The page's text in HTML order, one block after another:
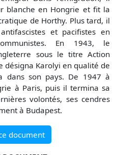
blanche en Hongrie et fit la
de Horthy. Plus tard, il
et pacifistes en
En 1943, le
sous le titre Action
désigna Karolyi en qualité de
dans son pays. De 1947 à
à Paris, puis il termina sa
volontés, ses cendres
à Budapest.
document